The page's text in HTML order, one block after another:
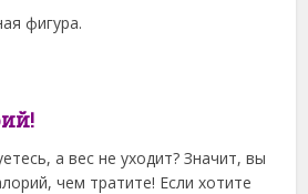
фигура.
а вес не уходит? Значит, вы
чем тратите! Если хотите